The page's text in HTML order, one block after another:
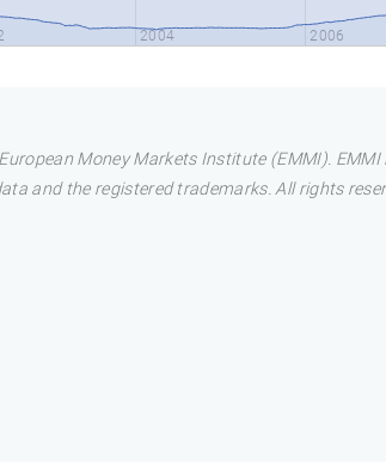
2004 2006
Money Markets Institute (EMMI).
and the registered trademarks. All rights